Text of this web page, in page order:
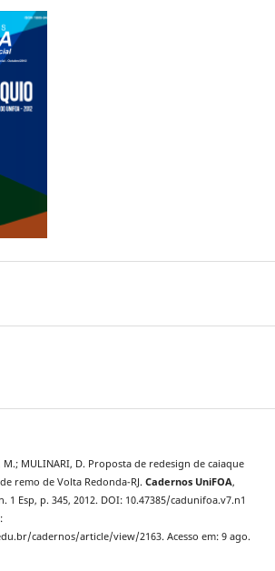
M.; MULINARI, D. Proposta de redesign de caiaque
remo de Volta Redonda-RJ. Cadernos UniFOA,
1 Esp, p. 345, 2012. DOI: 10.47385/cadunifoa.v7.n1
cadernos/article/view/2163. Acesso em: 9 ago.